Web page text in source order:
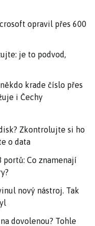
opravil přes 600
je to podvod,
krade číslo přes
i Čechy
Zkontrolujte si ho
o data
portů: Co znamenají
nový nástroj. Tak
dovolenou? Tohle